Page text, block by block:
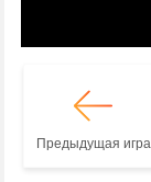
Предыдущая игра